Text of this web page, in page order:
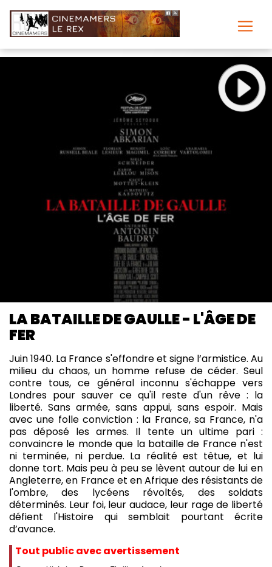
LA BATAILLE DE GAULLE - L'ÂGE DE
FER
Juin 1940. La France s'effondre et signe l’armistice. Au
milieu du chaos, un homme refuse de céder. Seul
contre tous, ce général inconnu s'échappe vers
Londres pour sauver ce qu'il reste d'un rêve : la
liberté. Sans armée, sans appui, sans espoir. Mais
avec une folle conviction : la France, sa France, n'a
pas déposé les armes. Il tente un ultime pari :
convaincre le monde que la bataille de France n'est
ni terminée, ni perdue. La réalité est têtue, et lui
donne tort. Mais peu à peu se lèvent autour de lui en
Angleterre, en France et en Afrique des résistants de
l'ombre, des lycéens révoltés, des soldats
déterminés. Leur foi, leur audace, leur rage de liberté
défient l'Histoire qui semblait pourtant écrite
d’avance.
Tout public avec avertissement